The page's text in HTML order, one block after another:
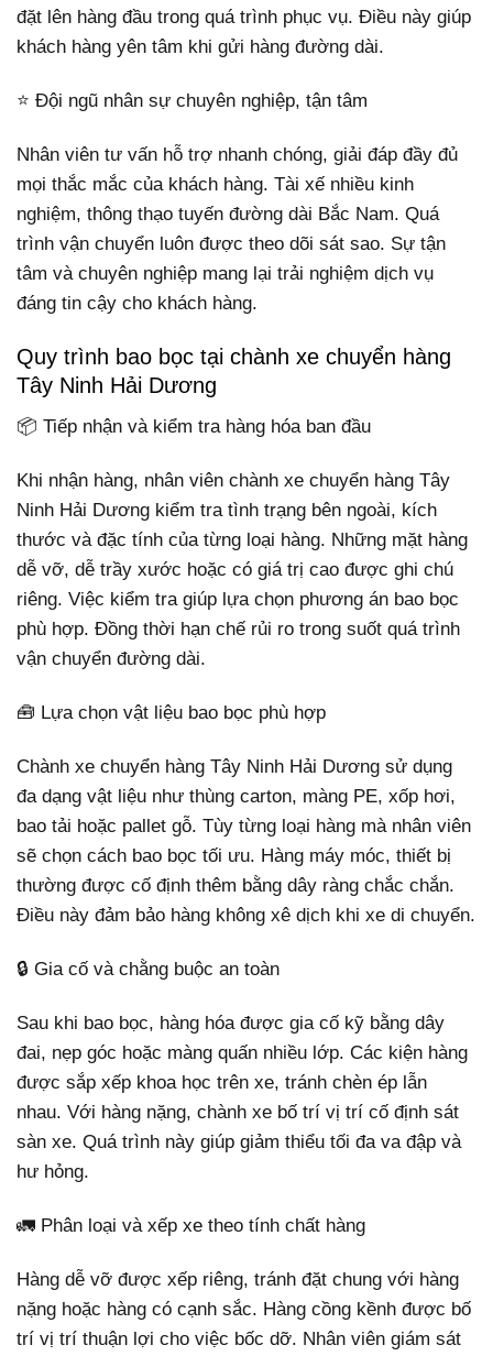
đặt lên hàng đầu trong quá trình phục vụ. Điều này giúp
khách hàng yên tâm khi gửi hàng đường dài.
⭐ Đội ngũ nhân sự chuyên nghiệp, tận tâm
Nhân viên tư vấn hỗ trợ nhanh chóng, giải đáp đầy đủ
mọi thắc mắc của khách hàng. Tài xế nhiều kinh
nghiệm, thông thạo tuyến đường dài Bắc Nam. Quá
trình vận chuyển luôn được theo dõi sát sao. Sự tận
tâm và chuyên nghiệp mang lại trải nghiệm dịch vụ
đáng tin cậy cho khách hàng.
Quy trình bao bọc tại chành xe chuyển hàng
Tây Ninh Hải Dương
📦 Tiếp nhận và kiểm tra hàng hóa ban đầu
Khi nhận hàng, nhân viên chành xe chuyển hàng Tây
Ninh Hải Dương kiểm tra tình trạng bên ngoài, kích
thước và đặc tính của từng loại hàng. Những mặt hàng
dễ vỡ, dễ trầy xước hoặc có giá trị cao được ghi chú
riêng. Việc kiểm tra giúp lựa chọn phương án bao bọc
phù hợp. Đồng thời hạn chế rủi ro trong suốt quá trình
vận chuyển đường dài.
🧰 Lựa chọn vật liệu bao bọc phù hợp
Chành xe chuyển hàng Tây Ninh Hải Dương sử dụng
đa dạng vật liệu như thùng carton, màng PE, xốp hơi,
bao tải hoặc pallet gỗ. Tùy từng loại hàng mà nhân viên
sẽ chọn cách bao bọc tối ưu. Hàng máy móc, thiết bị
thường được cố định thêm bằng dây ràng chắc chắn.
Điều này đảm bảo hàng không xê dịch khi xe di chuyển.
🔒 Gia cố và chằng buộc an toàn
Sau khi bao bọc, hàng hóa được gia cố kỹ bằng dây
đai, nẹp góc hoặc màng quấn nhiều lớp. Các kiện hàng
được sắp xếp khoa học trên xe, tránh chèn ép lẫn
nhau. Với hàng nặng, chành xe bố trí vị trí cố định sát
sàn xe. Quá trình này giúp giảm thiểu tối đa va đập và
hư hỏng.
🚛 Phân loại và xếp xe theo tính chất hàng
Hàng dễ vỡ được xếp riêng, tránh đặt chung với hàng
nặng hoặc hàng có cạnh sắc. Hàng cồng kềnh được bố
trí vị trí thuận lợi cho việc bốc dỡ. Nhân viên giám sát